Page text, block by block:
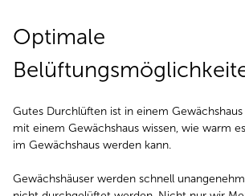
Optimale
Gutes Durchlüften ist in einem
mit einem Gewächshaus wissen, wie warm
im Gewächshaus werden kann.
Gewächshäuser werden schnell